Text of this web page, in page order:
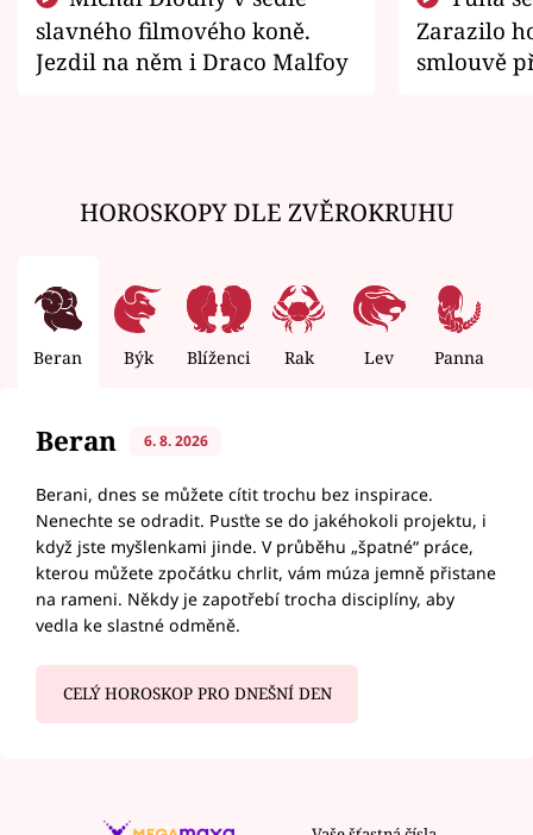
slavného filmového koně.
Jezdil na něm i Draco Malfoy
Zarazilo
smlouvě
HOROSKOPY DLE ZVĚROKRUHU
Beran Býk Blíženci Rak Lev Panna
Beran 6. 8. 2026
Berani, dnes se můžete cítit trochu bez inspirace.
Nenechte se odradit. Pusťte se do jakéhokoli projektu, i
když jste myšlenkami jinde. V průběhu „špatné“ práce,
kterou můžete zpočátku chrlit, vám múza jemně přistane
na rameni. Někdy je zapotřebí trocha disciplíny, aby
vedla ke slastné odměně.
CELÝ HOROSKOP PRO DNEŠNÍ DEN